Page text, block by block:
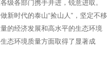
级各部门携手并进，锐意进取。
新时代的泰山“捡山人”，坚定不移
的经济发展和高水平的生态环境
态环境质量方面取得了显著成